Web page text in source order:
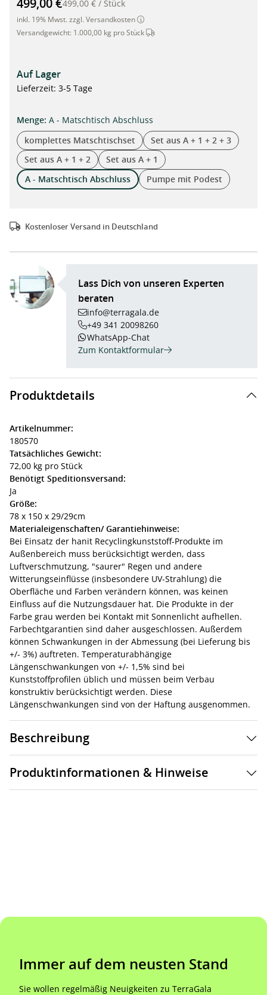
499,00 €499,00 € / Stück
inkl. 19% Mwst. zzgl. Versandkosten
Versandgewicht: 1.000,00 kg pro Stück Dieser Artikel wird per Spedition
Auf Lager
Lieferzeit: 3-5 Tage
Mengeauswählen
: A - Matschtisch Abschluss
komplettes Matschtischset
Set aus A + 1 + 2 + 3
Set aus A + 1 + 2
Set aus A + 1
A - Matschtisch Abschluss
Pumpe mit Podest
Kostenloser Versand in Deutschland
Lass Dich von unseren Experten
beraten
info@terragala.de
+49 341 20098260
WhatsApp-Chat
Zum Kontaktformular
Produktdetails
Artikelnummer:
180570
Tatsächliches Gewicht:
72,00 kg pro Stück
Benötigt Speditionsversand:
Ja
Größe:
78 x 150 x 29/29cm
Materialeigenschaften/ Garantiehinweise:
Bei Einsatz der hanit Recyclingkunststoff-Produkte im
Außenbereich muss berücksichtigt werden, dass
Luftverschmutzung, "saurer" Regen und andere
Witterungseinflüsse (insbesondere UV-Strahlung) die
Oberfläche und Farben verändern können, was keinen
Einfluss auf die Nutzungsdauer hat. Die Produkte in der
Farbe grau werden bei Kontakt mit Sonnenlicht aufhellen.
Farbechtgarantien sind daher ausgeschlossen. Außerdem
können Schwankungen in der Abmessung (bei Lieferung bis
+/- 3%) auftreten. Temperaturabhängige
Längenschwankungen von +/- 1,5% sind bei
Kunststoffprofilen üblich und müssen beim Verbau
konstruktiv berücksichtigt werden. Diese
Längenschwankungen sind von der Haftung ausgenommen.
Beschreibung
Produktinformationen & Hinweise
Immer auf dem neusten Stand
Sie wollen regelmäßig Neuigkeiten zu TerraGala